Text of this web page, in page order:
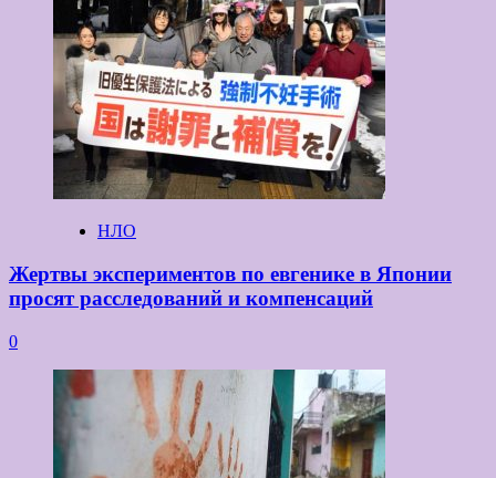
НЛО
Жертвы экспериментов по евгенике в Японии
просят расследований и компенсаций
0